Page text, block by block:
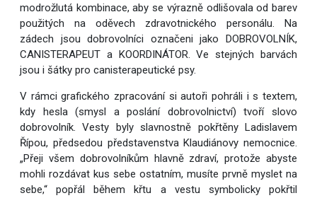
modrožlutá kombinace, aby se výrazně odlišovala od barev
použitých na oděvech zdravotnického personálu. Na
zádech jsou dobrovolníci označeni jako DOBROVOLNÍK,
CANISTERAPEUT a KOORDINÁTOR. Ve stejných barvách
jsou i šátky pro canisterapeutické psy.
V rámci grafického zpracování si autoři pohráli i s textem,
kdy hesla (smysl a poslání dobrovolnictví) tvoří slovo
dobrovolník. Vesty byly slavnostně pokřtěny Ladislavem
Řípou, předsedou představenstva Klaudiánovy nemocnice.
„Přeji všem dobrovolníkům hlavně zdraví, protože abyste
mohli rozdávat kus sebe ostatním, musíte prvně myslet na
sebe,“ popřál během křtu a vestu symbolicky pokřtil